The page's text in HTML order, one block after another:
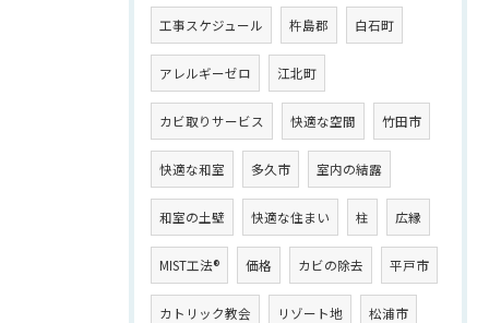
工事スケジュール 杵島郡 白石町
アレルギーゼロ 江北町
カビ取りサービス 快適な空間 竹田市
快適な和室 多久市 室内の結露
和室の土壁 快適な住まい 柱 広縁
MIST工法® 価格 カビの除去 平戸市
カトリック教会 リゾート地 松浦市